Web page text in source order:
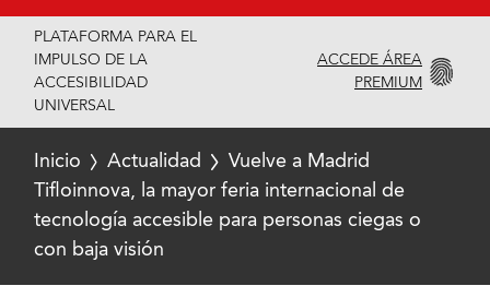
PLATAFORMA PARA EL
IMPULSO DE LA
ACCESIBILIDAD
UNIVERSAL
ACCEDE ÁREA
PREMIUM
Inicio Actualidad
Vuelve a Madrid
Tifloinnova, la mayor feria internacional de
tecnología accesible para personas ciegas o
con baja visión